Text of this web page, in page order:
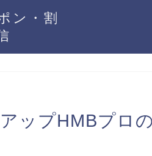
ン・割
ップHMBプロ